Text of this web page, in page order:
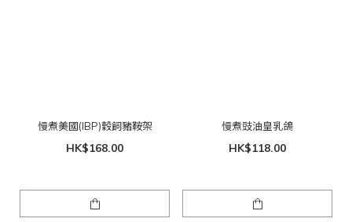
慢煮美國(IBP)穀飼豬鞍架
HK$168.00
慢煮豉油皇乳鴿
HK$118.00